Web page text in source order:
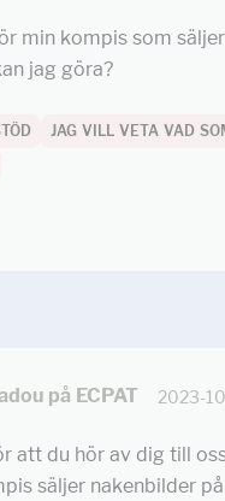
min kompis som
jag göra?
JAG VILL VETA VAD
på ECPAT 2023-
att du hör av dig till
säljer nakenbilder